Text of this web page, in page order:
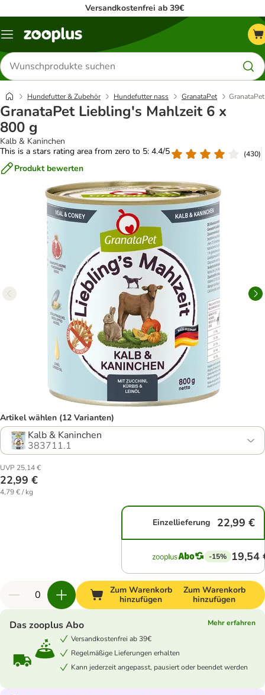
Versandkostenfrei ab 39€
Menü
Produkte
suchen
Hundefutter & Zubehör Hundefutter nass GranataPet
GranataPet Liebling's Mahlzeit 6 x
800 g
Kalb & Kaninchen
This is a stars rating area from zero to 5: 4.4/5
(430)
Produkt bewerten
Artikel wählen (12 Varianten)
Kalb & Kaninchen
383711.1
UVP 25,14 €
22,99 €
4,79 € / kg
Einzellieferung 22,99 €
-15% 19,54
Zum Warenkorb
hinzufügen
Zum Warenkorb
hinzufügen
Das zooplus Abo
Mehr erfahren
Versandkostenfrei ab 39€
Regelmäßige Lieferungen erhalten
Kann jederzeit angepasst, pausiert oder beendet werden